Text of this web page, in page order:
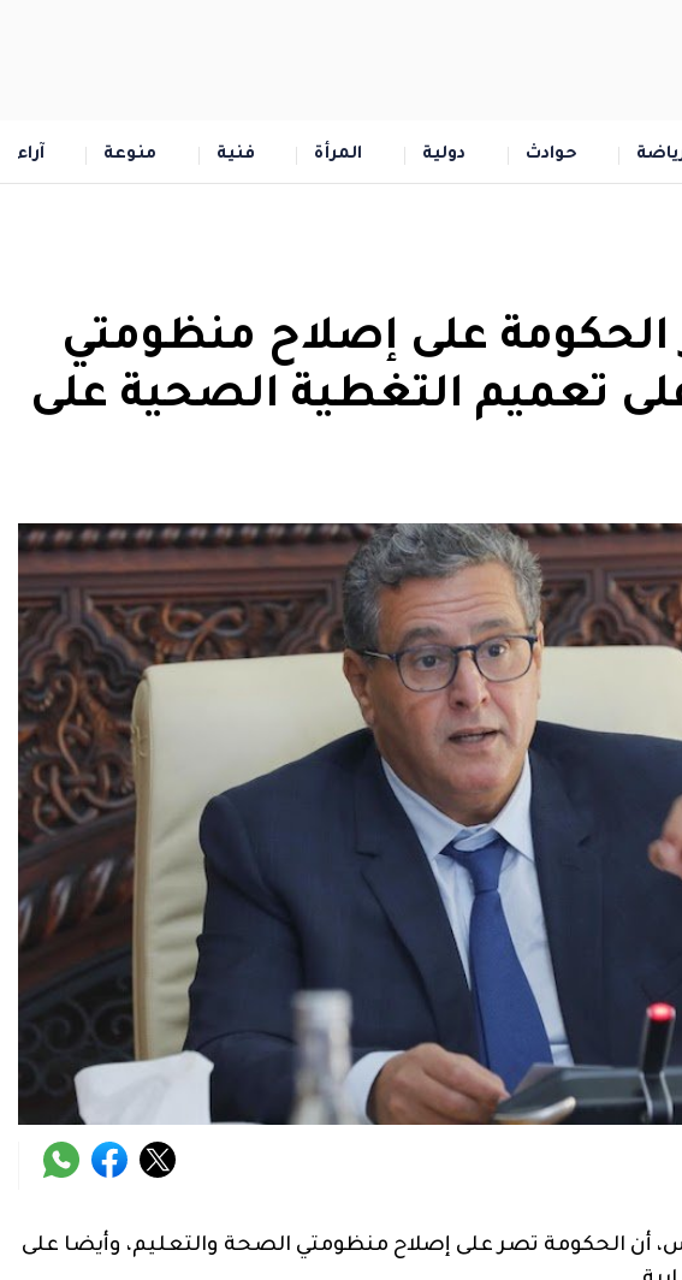
حوادث دولية المرأة فنية منوعة آراء
على إصلاح منظومتي
تعميم التغطية الصحية على
أن الحكومة تصر على إصلاح منظومتي الصحة والتعليم، وأيضا على